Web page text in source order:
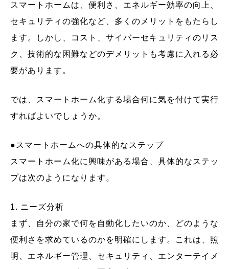
スマートホームは、便利さ、エネルギー効率の向上、
セキュリティの強化など、多くのメリットをもたらし
ます。しかし、コスト、サイバーセキュリティのリス
ク、技術的な困難などのデメリットも考慮に入れる必
要があります。
では、スマートホーム化する場合何に気を付けて実行
すればよいでしょうか。
●スマートホームへの具体的なステップ
スマートホーム化に興味がある場合、具体的なステッ
プは次のようになります。
1. ニーズ分析
まず、自分の家で何を自動化したいのか、どのような
便利さを求めているのかを明確にします。これは、照
明、エネルギー管理、セキュリティ、エンターテイメ